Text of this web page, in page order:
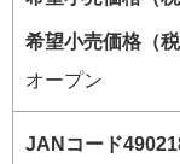
希望小売価格（税
オープン